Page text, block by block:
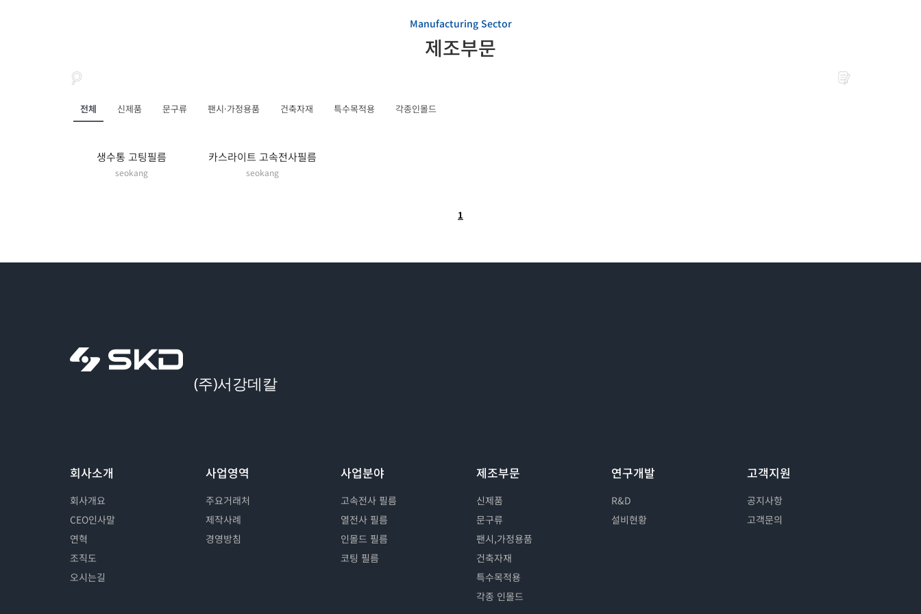
Manufacturing Sector
제조부문
전체 신제품 문구류 팬시·가정용품 건축자재 특수목적용 각종인몰드
생수통 고팅필름
seokang
카스라이트 고속전사필름
seokang
1
(주)서강데칼
회사소개
회사개요
CEO인사말
연혁
조직도
오시는길
사업영역
주요거래처
제작사례
경영방침
사업분야
고속전사 필름
열전사 필름
인몰드 필름
코팅 필름
제조부문
신제품
문구류
팬시,가정용품
건축자재
특수목적용
각종 인몰드
연구개발
R&D
설비현황
고객지원
공지사항
고객문의